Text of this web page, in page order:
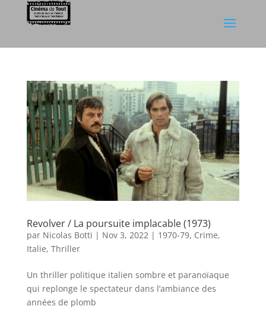
Revolver / La poursuite implacable (1973)
par Nicolas Botti | Nov 3, 2022 | 1970-79, Crime,
Italie, Thriller
Un thriller politique italien sombre et paranoïaque
qui replonge le spectateur dans l’ambiance des
années de plomb